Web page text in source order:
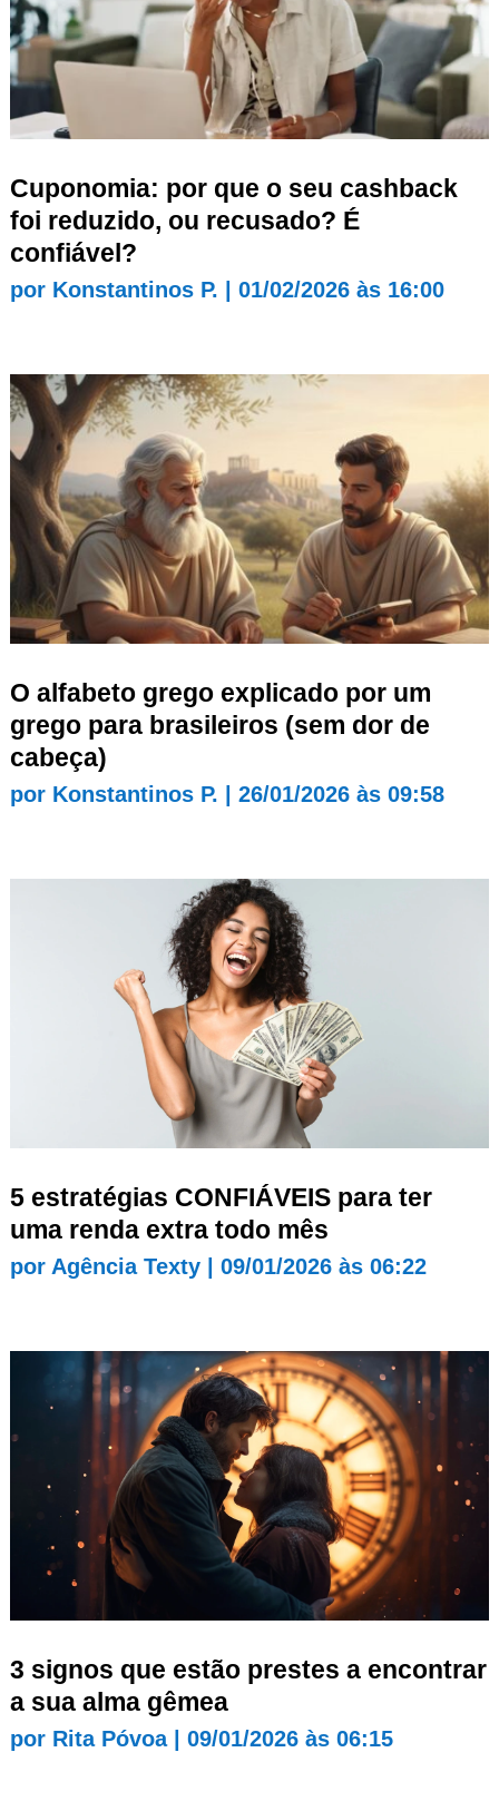
Cuponomia: por que o seu cashback
foi reduzido, ou recusado? É
confiável?
por Konstantinos P. 01/02/2026 às 16:00
O alfabeto grego explicado por um
grego para brasileiros (sem dor de
cabeça)
por Konstantinos P. 26/01/2026 às 09:58
5 estratégias CONFIÁVEIS para ter
uma renda extra todo mês
por Agência Texty| 09/01/2026 às 06:22
3 signos que estão prestes a encontrar
a sua alma gêmea
por Rita Póvoa| 09/01/2026 às 06:15